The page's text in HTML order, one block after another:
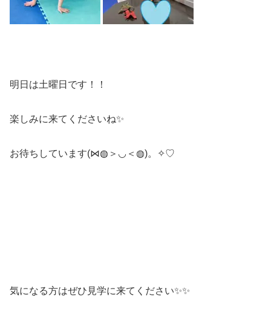
明日は土曜日です！！
楽しみに来てくださいね✨
お待ちしています(⋈◍＞◡＜◍)。✧♡
気になる方はぜひ見学に来てください✨✨